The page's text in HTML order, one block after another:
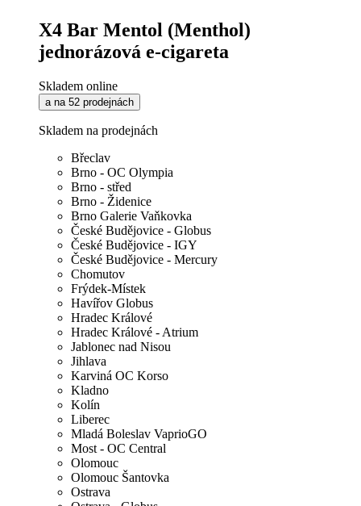
X4 Bar Mentol (Menthol)
jednorázová e-cigareta
Skladem online
a na 52 prodejnách
Skladem na prodejnách
Břeclav
Brno - OC Olympia
Brno - střed
Brno - Židenice
Brno Galerie Vaňkovka
České Budějovice - Globus
České Budějovice - IGY
České Budějovice - Mercury
Chomutov
Frýdek-Místek
Havířov Globus
Hradec Králové
Hradec Králové - Atrium
Jablonec nad Nisou
Jihlava
Karviná OC Korso
Kladno
Kolín
Liberec
Mladá Boleslav VaprioGO
Most - OC Central
Olomouc
Olomouc Šantovka
Ostrava